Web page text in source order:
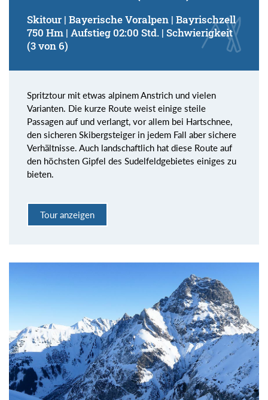
Skitour | Bayerische Voralpen | Bayrischzell
750 Hm | Aufstieg 02:00 Std. | Schwierigkeit
(3 von 6)
Spritztour mit etwas alpinem Anstrich und vielen
Varianten. Die kurze Route weist einige steile
Passagen auf und verlangt, vor allem bei Hartschnee,
den sicheren Skibergsteiger in jedem Fall aber sichere
Verhältnisse. Auch landschaftlich hat diese Route auf
den höchsten Gipfel des Sudelfeldgebietes einiges zu
bieten.
Tour anzeigen